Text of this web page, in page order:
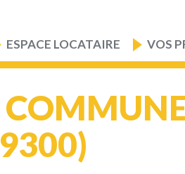
ESPACE LOCATAIRE VOS